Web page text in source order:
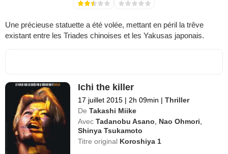
Une précieuse statuette a été volée, mettant en péril la trêve
existant entre les Triades chinoises et les Yakusas japonais.
Ichi the killer
17 juillet 2015 | 2h 09min | Thriller
De Takashi Miike
Avec Tadanobu Asano Nao Ohmori
Shinya Tsukamoto
Titre original Koroshiya 1